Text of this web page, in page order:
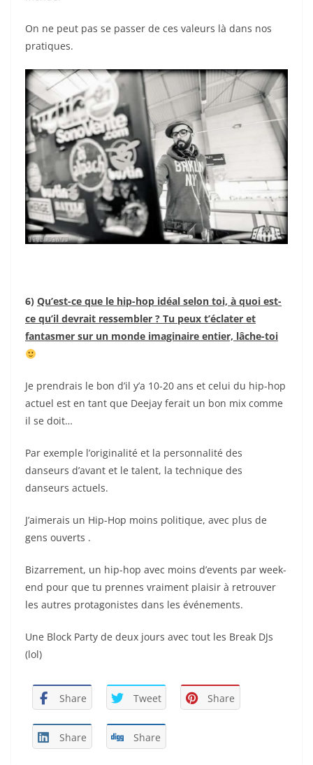
On ne peut pas se passer de ces valeurs là dans nos
pratiques.
6) Qu’est-ce que le hip-hop idéal selon toi, à quoi est-
ce qu’il devrait ressembler ? Tu peux t’éclater et
fantasmer sur un monde imaginaire entier, lâche-toi
Je prendrais le bon d’il y’a 10-20 ans et celui du hip-hop
actuel est en tant que Deejay ferait un bon mix comme
il se doit…
Par exemple l’originalité et la personnalité des
danseurs d’avant et le talent, la technique des
danseurs actuels.
J’aimerais un Hip-Hop moins politique, avec plus de
gens ouverts .
Bizarrement, un hip-hop avec moins d’events par week-
end pour que tu prennes vraiment plaisir à retrouver
les autres protagonistes dans les événements.
Une Block Party de deux jours avec tout les Break DJs
(lol)
Share Tweet Share
Share Share